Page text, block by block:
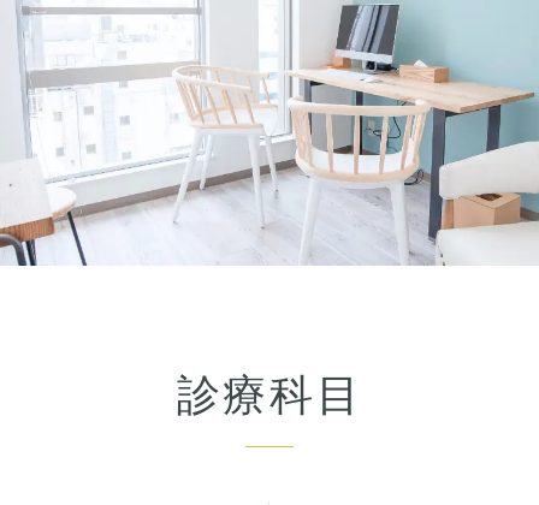
診療科目